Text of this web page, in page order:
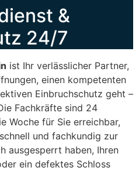
&
24/7
ist Ihr verlässlicher Partner,
einen kompetenten
Einbruchschutz geht –
Fachkräfte sind 24
Woche für Sie erreichbar,
und fachkundig zur
ausgesperrt haben, Ihren
ein defektes Schloss